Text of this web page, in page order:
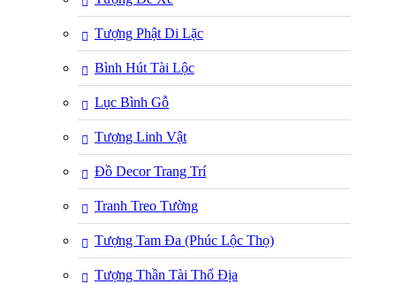
Tượng Phật Di Lặc
Bình Hút Tài Lộc
Lục Bình Gỗ
Tượng Linh Vật
Đồ Decor Trang Trí
Tranh Treo Tường
Tượng Tam Đa (Phúc Lộc Thọ)
Tượng Thần Tài Thổ Địa